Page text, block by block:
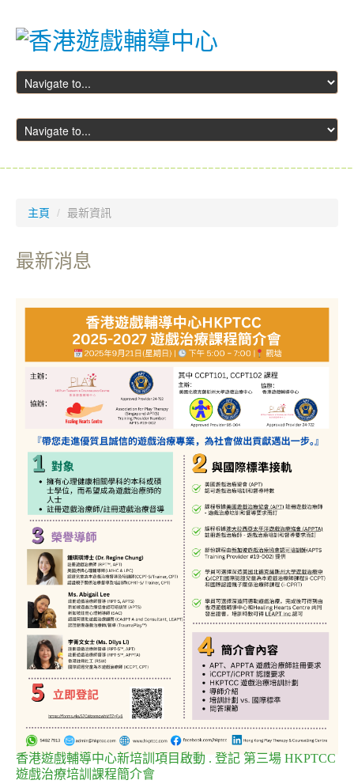
主頁
資訊
服務
培訓及活動
資源中心
聯絡我們
主頁 / 最新資訊
最新消息
香港遊戲輔導中心新培訓項目啟動 . 登記 第三場 HKPTCC
遊戲治療培訓課程簡介會